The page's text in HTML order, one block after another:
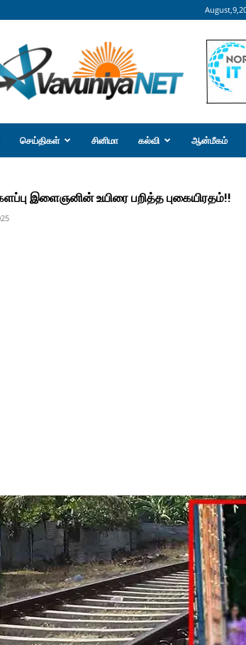
வவுனியா
நெற்
செய்திகள் சினிமா கல்வி ஆன்மீகம்
இளைஞனின் உயிரை பறித்த புகையிரதம்!!